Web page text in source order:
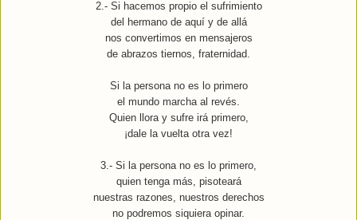
2.- Si hacemos propio el sufrimiento
del hermano de aquí y de allá
nos convertimos en mensajeros
de abrazos tiernos, fraternidad.
Si la persona no es lo primero
el mundo marcha al revés.
Quien llora y sufre irá primero,
¡dale la vuelta otra vez!
3.- Si la persona no es lo primero,
quien tenga más, pisoteará
nuestras razones, nuestros derechos
no podremos siquiera opinar.